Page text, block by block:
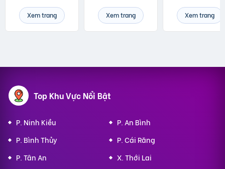
Xem trang Xem trang Xem trang
Top Khu Vực Nổi Bật
P. Ninh Kiều
P. An Bình
P. Bình Thủy
P. Cái Răng
P. Tân An
X. Thới Lai